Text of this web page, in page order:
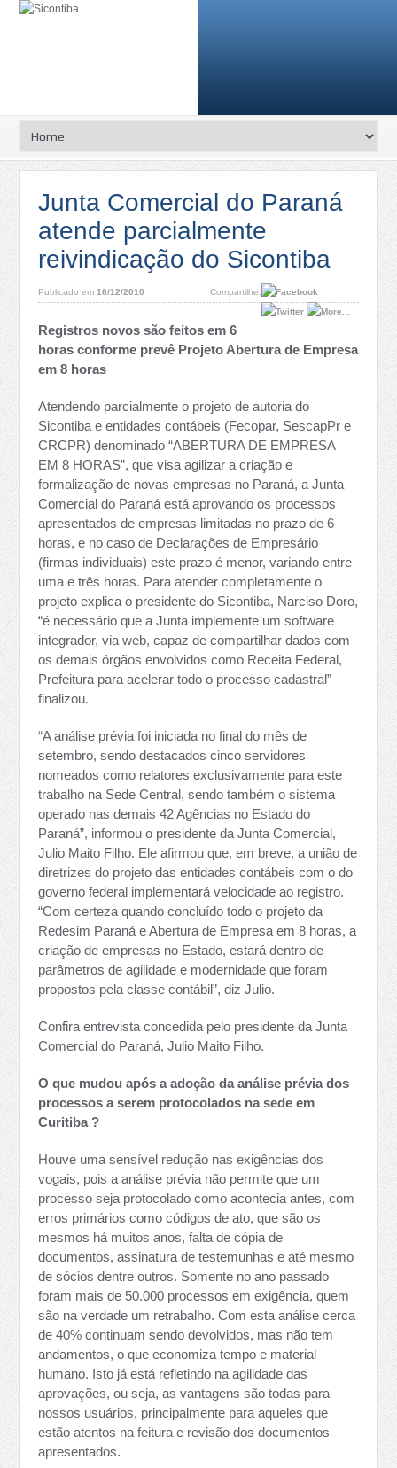
Junta Comercial do Paraná
atende parcialmente
reivindicação do Sicontiba
Publicado em16/12/2010 Compartilhe:
Registros novos são feitos em 6
horas conforme prevê Projeto Abertura de Empresa
em 8 horas
Atendendo parcialmente o projeto de autoria do
Sicontiba e entidades contábeis (Fecopar, SescapPr e
CRCPR) denominado “ABERTURA DE EMPRESA
EM 8 HORAS”, que visa agilizar a criação e
formalização de novas empresas no Paraná, a Junta
Comercial do Paraná está aprovando os processos
apresentados de empresas limitadas no prazo de 6
horas, e no caso de Declarações de Empresário
(firmas individuais) este prazo é menor, variando entre
uma e três horas. Para atender completamente o
projeto explica o presidente do Sicontiba, Narciso Doro,
“é necessário que a Junta implemente um software
integrador, via web, capaz de compartilhar dados com
os demais órgãos envolvidos como Receita Federal,
Prefeitura para acelerar todo o processo cadastral”
finalizou.
“A análise prévia foi iniciada no final do mês de
setembro, sendo destacados cinco servidores
nomeados como relatores exclusivamente para este
trabalho na Sede Central, sendo também o sistema
operado nas demais 42 Agências no Estado do
Paraná”, informou o presidente da Junta Comercial,
Julio Maito Filho. Ele afirmou que, em breve, a união de
diretrizes do projeto das entidades contábeis com o do
governo federal implementará velocidade ao registro.
“Com certeza quando concluído todo o projeto da
Redesim Paraná e Abertura de Empresa em 8 horas, a
criação de empresas no Estado, estará dentro de
parâmetros de agilidade e modernidade que foram
propostos pela classe contábil”, diz Julio.
Confira entrevista concedida pelo presidente da Junta
Comercial do Paraná, Julio Maito Filho.
O que mudou após a adoção da análise prévia dos
processos a serem protocolados na sede em
Curitiba ?
Houve uma sensível redução nas exigências dos
vogais, pois a análise prévia não permite que um
processo seja protocolado como acontecia antes, com
erros primários como códigos de ato, que são os
mesmos há muitos anos, falta de cópia de
documentos, assinatura de testemunhas e até mesmo
de sócios dentre outros. Somente no ano passado
foram mais de 50.000 processos em exigência, quem
são na verdade um retrabalho. Com esta análise cerca
de 40% continuam sendo devolvidos, mas não tem
andamentos, o que economiza tempo e material
humano. Isto já está refletindo na agilidade das
aprovações, ou seja, as vantagens são todas para
nossos usuários, principalmente para aqueles que
estão atentos na feitura e revisão dos documentos
apresentados.